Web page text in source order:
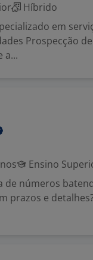
Híbrido
em
Prospecção
a...
Ensino
de números
prazos e